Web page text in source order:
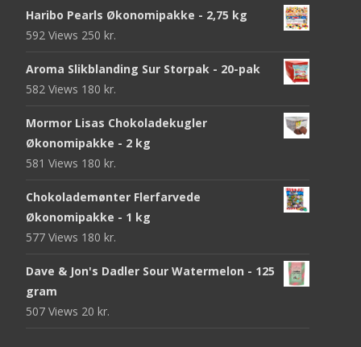
Haribo Pearls Økonomipakke - 2,75 kg
592 Views 250 kr.
Aroma Slikblanding Sur Storpak - 20-pak
582 Views 180 kr.
Mormor Lisas Chokoladekugler
Økonomipakke - 2 kg
581 Views 180 kr.
Chokolademønter Flerfarvede
Økonomipakke - 1 kg
577 Views 180 kr.
Dave & Jon's Dadler Sour Watermelon - 125
gram
507 Views 20 kr.